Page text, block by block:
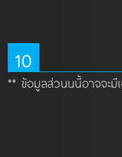
10
** ข้อมูลส่วนนนี้อาจจะมี